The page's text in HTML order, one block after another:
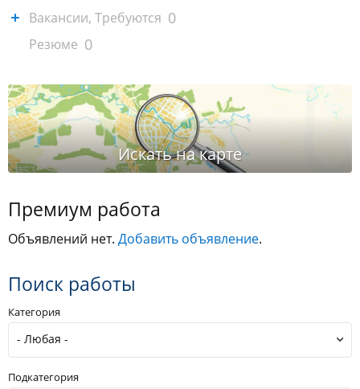
Вакансии, Требуются 0
Резюме 0
Премиум работа
Объявлений нет. Добавить объявление.
Поиск работы
Категория
Подкатегория